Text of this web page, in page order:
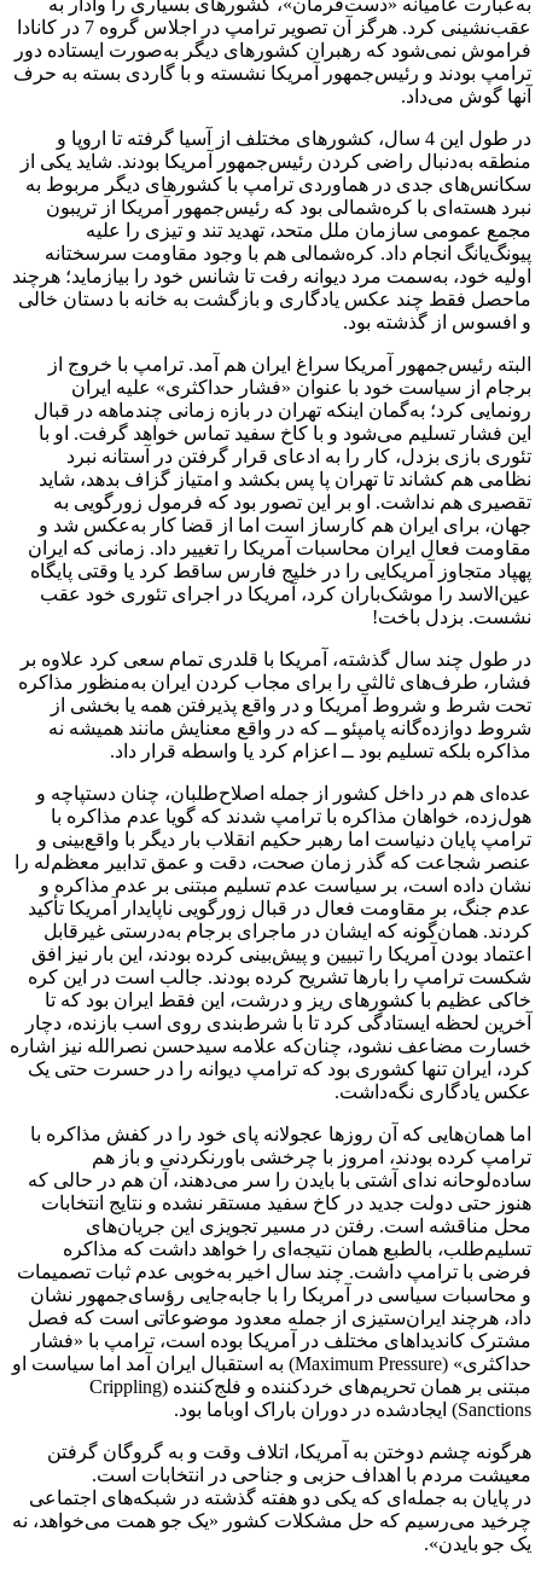
عقب‌نشینی کرد. هرگز آن تصویر ترامپ در اجلاس گروه 7 در کانادا
فراموش نمی‌شود که رهبران کشورهای دیگر به‌صورت ایستاده دور
ترامپ بودند و رئیس‌جمهور آمریکا نشسته و با گاردی بسته به حرف
آنها گوش می‌داد.
در طول این 4 سال، کشورهای مختلف از آسیا گرفته تا اروپا و
منطقه به‌دنبال راضی کردن رئیس‌جمهور آمریکا بودند. شاید یکی از
سکانس‌های جدی در هماوردی ترامپ با کشورهای دیگر مربوط به
نبرد هسته‌ای با کره‌شمالی بود که رئیس‌جمهور آمریکا از تریبون
مجمع عمومی سازمان ملل متحد، تهدید تند و تیزی را علیه
پیونگ‌یانگ انجام داد. کره‌شمالی هم با وجود مقاومت سرسختانه
اولیه خود، به‌سمت مرد دیوانه رفت تا شانس خود را بیازماید؛ هرچند
ماحصل فقط چند عکس یادگاری و بازگشت به خانه با دستان خالی
و افسوس از گذشته بود.
البته رئیس‌جمهور آمریکا سراغ ایران هم آمد. ترامپ با خروج از
برجام از سیاست خود با عنوان «فشار حداکثری» علیه ایران
رونمایی کرد؛ به‌گمان اینکه تهران در بازه زمانی چندماهه در قبال
این فشار تسلیم می‌شود و با کاخ سفید تماس خواهد گرفت. او با
تئوری بازی بزدل، کار را به ادعای قرار گرفتن در آستانه نبرد
نظامی هم کشاند تا تهران پا پس بکشد و امتیاز گزاف بدهد، شاید
تقصیری هم نداشت. او بر این تصور بود که فرمول زورگویی به
جهان، برای ایران هم کارساز است اما از قضا کار به‌عکس شد و
مقاومت فعال ایران محاسبات آمریکا را تغییر داد. زمانی که ایران
پهپاد متجاوز آمریکایی را در خلیج فارس ساقط کرد یا وقتی پایگاه
عین‌الاسد را موشک‌باران کرد، آمریکا در اجرای تئوری خود عقب
نشست. بزدل باخت!
در طول چند سال گذشته، آمریکا با قلدری تمام سعی کرد علاوه بر
فشار، طرف‌های ثالثی را برای مجاب کردن ایران به‌منظور مذاکره
تحت شرط و شروط آمریکا و در واقع پذیرفتن همه یا بخشی از
شروط دوازده‌گانه پامپئو ــ که در واقع معنایش مانند همیشه نه
مذاکره بلکه تسلیم بود ــ اعزام کرد یا واسطه قرار داد.
عده‌ای هم در داخل کشور از جمله اصلاح‌طلبان، چنان دستپاچه و
هول‌زده، خواهان مذاکره با ترامپ شدند که گویا عدم مذاکره با
ترامپ پایان دنیاست اما رهبر حکیم انقلاب بار دیگر با واقع‌بینی و
عنصر شجاعت که گذر زمان صحت، دقت و عمق تدابیر معظم‌له را
نشان داده است، بر سیاست عدم تسلیم مبتنی بر عدم مذاکره و
عدم جنگ، بر مقاومت فعال در قبال زورگویی ناپایدار آمریکا تأکید
کردند. همان‌گونه که ایشان در ماجرای برجام به‌درستی غیرقابل
اعتماد بودن آمریکا را تبیین و پیش‌بینی کرده بودند، این بار نیز افق
شکست ترامپ را بارها تشریح کرده بودند. جالب است در این کره
خاکی عظیم با کشورهای ریز و درشت، این فقط ایران بود که تا
آخرین لحظه ایستادگی کرد تا با شرط‌بندی روی اسب بازنده، دچار
خسارت مضاعف نشود، چنان‌که علامه سیدحسن نصرالله نیز اشاره
کرد، ایران تنها کشوری بود که ترامپ دیوانه را در حسرت حتی یک
عکس یادگاری نگه‌داشت.
اما همان‌هایی که آن روزها عجولانه پای خود را در کفش مذاکره با
ترامپ کرده بودند، امروز با چرخشی باورنکردنی و باز هم
ساده‌لوحانه ندای آشتی با بایدن را سر می‌دهند، آن هم در حالی که
هنوز حتی دولت جدید در کاخ سفید مستقر نشده و نتایج انتخابات
محل مناقشه است. رفتن در مسیر تجویزی این جریان‌های
تسلیم‌طلب، بالطبع همان نتیجه‌ای را خواهد داشت که مذاکره
فرضی با ترامپ داشت. چند سال اخیر به‌خوبی عدم ثبات تصمیمات
و محاسبات سیاسی در آمریکا را با جابه‌جایی رؤسای‌جمهور نشان
داد، هرچند ایران‌ستیزی از جمله معدود موضوعاتی است که فصل
مشترک کاندیداهای مختلف در آمریکا بوده است، ترامپ با «فشار
حداکثری» ‌(Maximum Pressure)‌ به استقبال ایران آمد اما سیاست او
مبتنی بر همان تحریم‌های خرد‌کننده و فلج‌کننده‌ (Crippling
Sanctions)‌ ایجادشده در دوران باراک اوباما بود.
هرگونه چشم دوختن به آمریکا، اتلاف وقت و به گروگان گرفتن
معیشت مردم با اهداف حزبی و جناحی در انتخابات است.
در پایان به جمله‌ای که یکی دو هفته گذشته در شبکه‌های اجتماعی
چرخید می‌رسیم که حل مشکلات کشور «یک جو همت می‌خواهد، نه
یک جو بایدن».